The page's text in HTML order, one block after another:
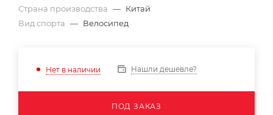
Страна производства — Китай
Вид спорта — Велосипед
Нет в наличии Нашли дешевле?
ПОД ЗАКАЗ